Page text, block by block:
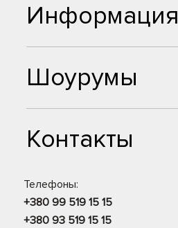
Шоурумы
Контакты
Телефоны:
+380 99 519 15 15
+380 93 519 15 15
Информация